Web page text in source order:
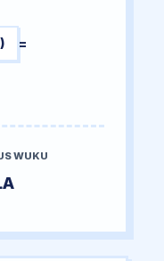
=
WUKU